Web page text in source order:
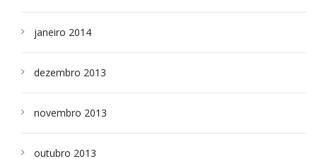
janeiro 2014
dezembro 2013
novembro 2013
outubro 2013